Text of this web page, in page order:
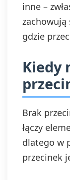
inne –
zachowują
gdzie
Kiedy
Brak
łączy
dlatego w
przecinek